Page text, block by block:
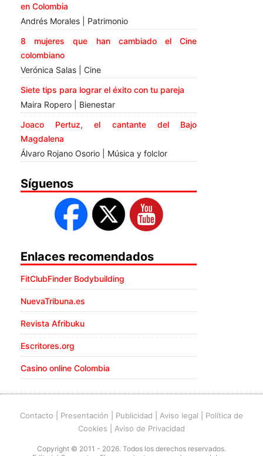
en Colombia
Andrés Morales | Patrimonio
8 mujeres que han cambiado el Cine
colombiano
Verónica Salas | Cine
Siete tips para lograr el éxito con tu pareja
Maira Ropero | Bienestar
Joaco Pertuz, el cantante del Bajo
Magdalena
Álvaro Rojano Osorio | Música y folclor
Síguenos
Enlaces recomendados
FitClubFinder Bodybuilding
NuevaTribuna.es
Revista Afribuku
Escritores.org
Casino online Colombia
Contacto Presentación Publicidad Aviso legal
Política de
Cookies
Aviso de Privacidad
Copyright © 2011 - 2026. Todos los derechos reservados.